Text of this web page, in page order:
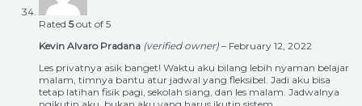
Rated 5out of 5
Kevin Alvaro Pradana (verified owner) – February 12, 2022
Les privatnya asik banget! Waktu aku bilang lebih nyaman belajar
malam, timnya bantu atur jadwal yang fleksibel. Jadi aku bisa
tetap latihan fisik pagi, sekolah siang, dan les malam. Jadwalnya